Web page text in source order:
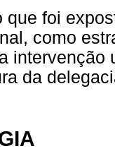
que foi
como
intervenção
da